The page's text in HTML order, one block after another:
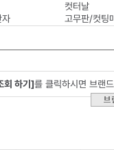
컷터날
고무판/컷팅
회 하기]를 클릭하시면 브랜